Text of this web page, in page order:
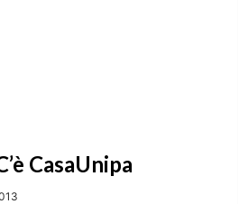
CasaUnipa